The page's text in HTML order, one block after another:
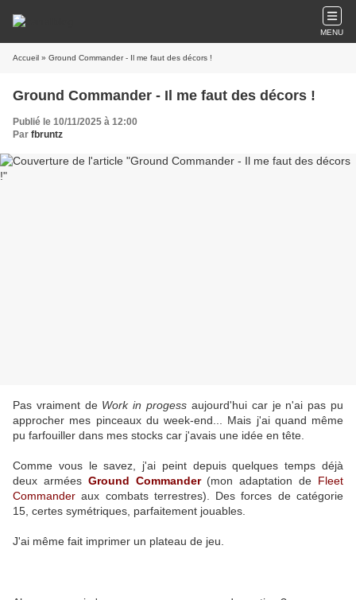
MENU
Accueil » Ground Commander - Il me faut des décors !
Ground Commander - Il me faut des décors !
Publié le 10/11/2025 à 12:00
Par fbruntz
Pas vraiment de Work in progess aujourd'hui car je n'ai pas pu
approcher mes pinceaux du week-end... Mais j'ai quand même
pu farfouiller dans mes stocks car j'avais une idée en tête.
Comme vous le savez, j'ai peint depuis quelques temps déjà
deux armées Ground Commander(mon adaptation de Fleet
Commander aux combats terrestres). Des forces de catégorie
15, certes symétriques, parfaitement jouables.
J'ai même fait imprimer un plateau de jeu.